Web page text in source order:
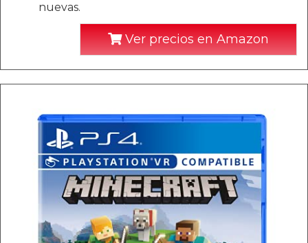
nuevas.
Ver precios en Amazon